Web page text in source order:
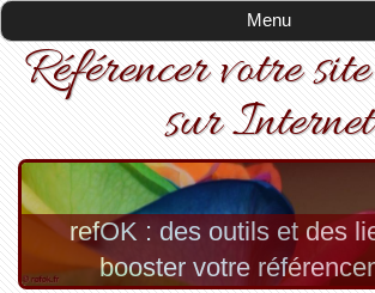
Menu
Référencer votre
sur Internet
refOK : des outils et des
booster votre